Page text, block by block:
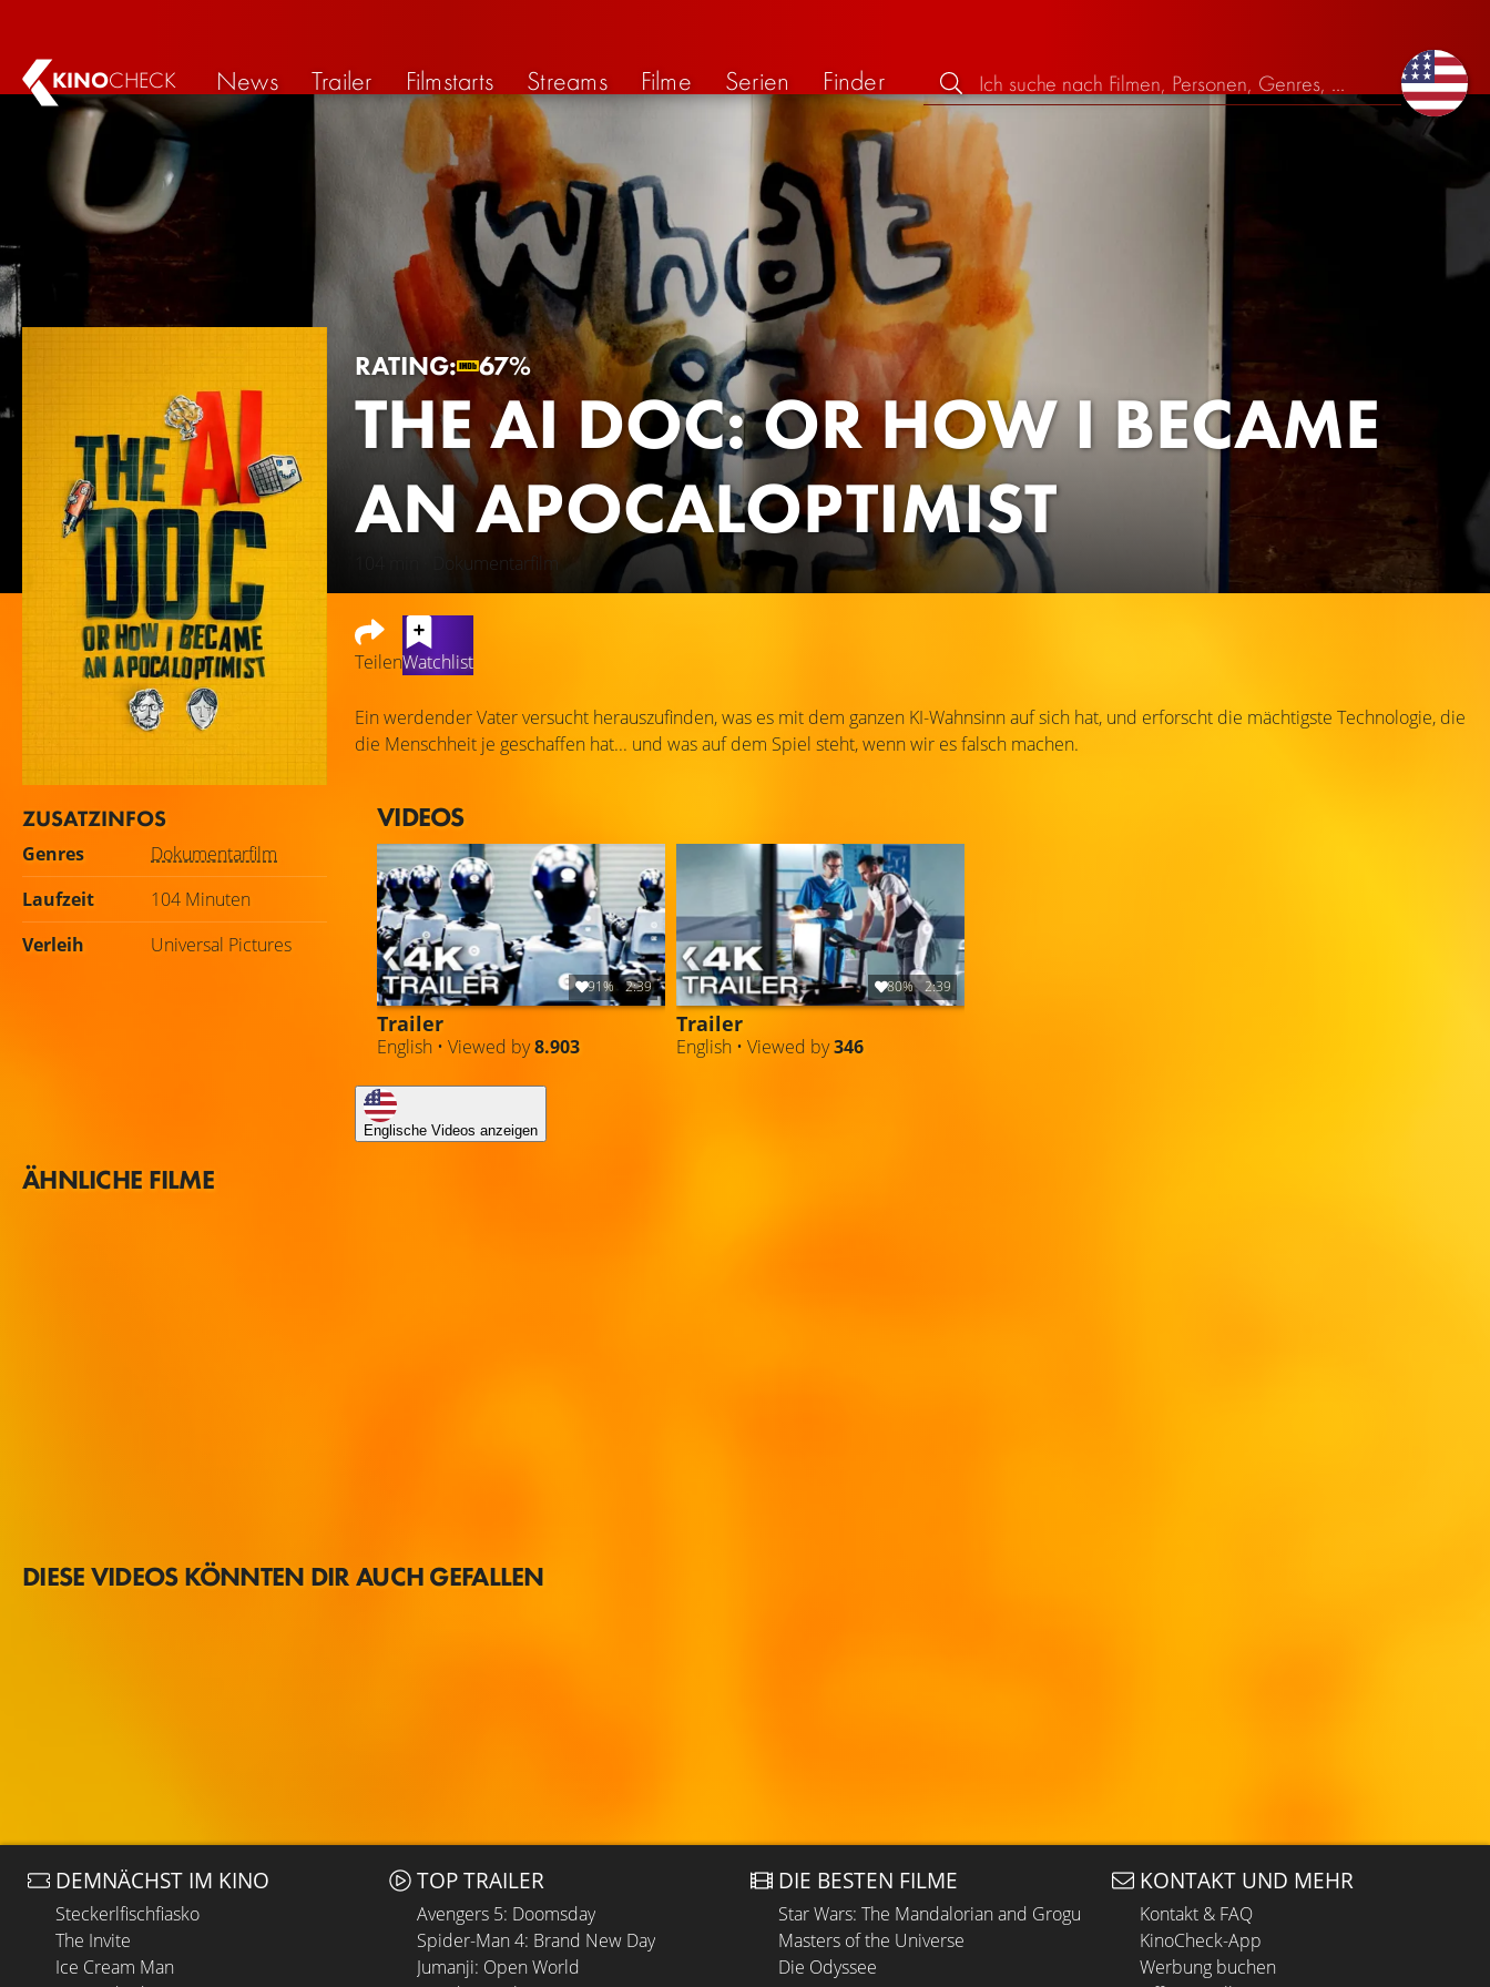
KINOCHECK News Trailer Filmstarts Streams Filme Serien Finder
RATING: 67%
THE AI DOC: OR HOW I BECAME
AN APOCALOPTIMIST
104 min · Dokumentarfilm
ZUSATZINFOS
Genres
Dokumentarfilm
Laufzeit
104 Minuten
Verleih
Universal Pictures
TeilenWatchlist
Ein werdender Vater versucht herauszufinden, was es mit dem ganzen KI-Wahnsinn auf sich hat, und erforscht die mächtigste Technologie, die
die Menschheit je geschaffen hat... und was auf dem Spiel steht, wenn wir es falsch machen.
VIDEOS
91% 2:39
Trailer
English • Viewed by8.903
80% 2:39
Trailer
English • Viewed by346
Englische Videos anzeigen
ÄHNLICHE FILME
DIESE VIDEOS KÖNNTEN DIR AUCH GEFALLEN
DEMNÄCHST IM KINO
Steckerlfischfiasko
The Invite
Ice Cream Man
TOP TRAILER
Avengers 5: Doomsday
Spider-Man 4: Brand New Day
Jumanji: Open World
DIE BESTEN FILME
Star Wars: The Mandalorian and Grogu
Masters of the Universe
Die Odyssee
KONTAKT UND MEHR
Kontakt & FAQ
KinoCheck-App
Werbung buchen